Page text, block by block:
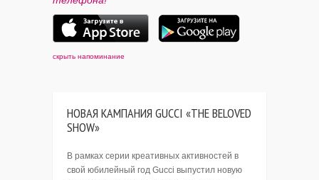
ПАРТНЕРАМ
КОНТАКТЫ
скрыть напоминание
НОВАЯ КАМПАНИЯ GUCCI «THE BELOVED
SHOW»
В рамках серии креативных активностей в
свой юбилейный год Gucci выпустил новую